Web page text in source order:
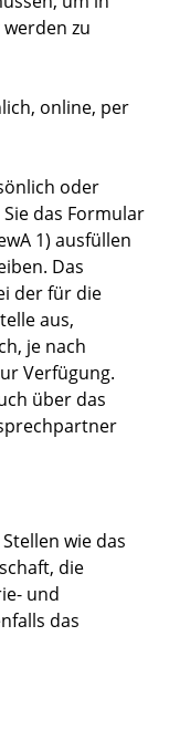
zu
online, per
oder
das Formular
1) ausfüllen
Das
der für die
aus,
je nach
Verfügung.
über das
wie das
die
und
das